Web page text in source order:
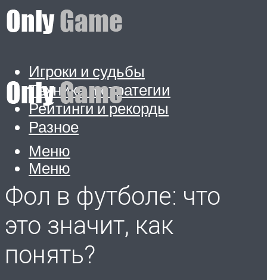
Игроки и судьбы
Техника и стратегии
Рейтинги и рекорды
Разное
Меню
Меню
Фол в футболе: что
это значит, как
понять?